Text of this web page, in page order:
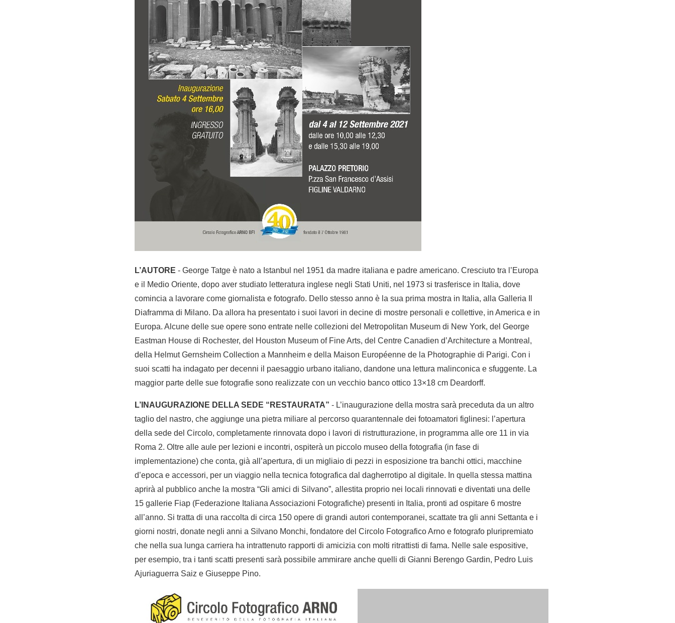
L’AUTORE - George Tatge è nato a Istanbul nel 1951 da madre italiana e padre americano. Cresciuto tra l’Europa
e il Medio Oriente, dopo aver studiato letteratura inglese negli Stati Uniti, nel 1973 si trasferisce in Italia, dove
comincia a lavorare come giornalista e fotografo. Dello stesso anno è la sua prima mostra in Italia, alla Galleria Il
Diaframma di Milano. Da allora ha presentato i suoi lavori in decine di mostre personali e collettive, in America e in
Europa. Alcune delle sue opere sono entrate nelle collezioni del Metropolitan Museum di New York, del George
Eastman House di Rochester, del Houston Museum of Fine Arts, del Centre Canadien d’Architecture a Montreal,
della Helmut Gernsheim Collection a Mannheim e della Maison Européenne de la Photographie di Parigi. Con i
suoi scatti ha indagato per decenni il paesaggio urbano italiano, dandone una lettura malinconica e sfuggente. La
maggior parte delle sue fotografie sono realizzate con un vecchio banco ottico 13×18 cm Deardorff.
L’INAUGURAZIONE DELLA SEDE “RESTAURATA” - L’inaugurazione della mostra sarà preceduta da un altro
taglio del nastro, che aggiunge una pietra miliare al percorso quarantennale dei fotoamatori figlinesi: l’apertura
della sede del Circolo, completamente rinnovata dopo i lavori di ristrutturazione, in programma alle ore 11 in via
Roma 2. Oltre alle aule per lezioni e incontri, ospiterà un piccolo museo della fotografia (in fase di
implementazione) che conta, già all’apertura, di un migliaio di pezzi in esposizione tra banchi ottici, macchine
d’epoca e accessori, per un viaggio nella tecnica fotografica dal dagherrotipo al digitale. In quella stessa mattina
aprirà al pubblico anche la mostra “Gli amici di Silvano”, allestita proprio nei locali rinnovati e diventati una delle
15 gallerie Fiap (Federazione Italiana Associazioni Fotografiche) presenti in Italia, pronti ad ospitare 6 mostre
all’anno. Si tratta di una raccolta di circa 150 opere di grandi autori contemporanei, scattate tra gli anni Settanta e i
giorni nostri, donate negli anni a Silvano Monchi, fondatore del Circolo Fotografico Arno e fotografo pluripremiato
che nella sua lunga carriera ha intrattenuto rapporti di amicizia con molti ritrattisti di fama. Nelle sale espositive,
per esempio, tra i tanti scatti presenti sarà possibile ammirare anche quelli di Gianni Berengo Gardin, Pedro Luis
Ajuriaguerra Saiz e Giuseppe Pino.